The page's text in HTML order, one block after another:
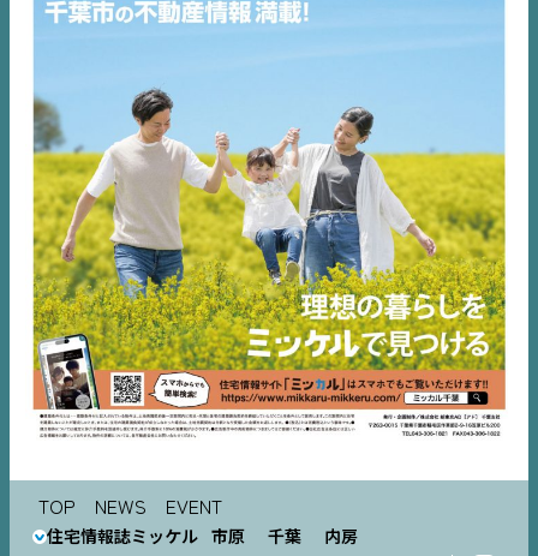
TOP NEWS EVENT
住宅情報誌ミッケル 市原 千葉 内房